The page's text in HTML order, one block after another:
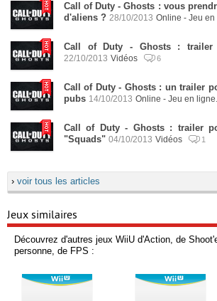
Call of Duty - Ghosts : vous
d'aliens ? 28/10/2013 Online - Jeu en
Call of Duty - Ghosts : trailer
22/10/2013 Vidéos 6
Call of Duty - Ghosts : un trailer
pubs 14/10/2013 Online - Jeu en
Call of Duty - Ghosts : trailer
"Squads" 04/10/2013 Vidéos 1
› voir tous les articles
Jeux similaires
Découvrez d'autres jeux WiiU d'Action, de
personne, de FPS :